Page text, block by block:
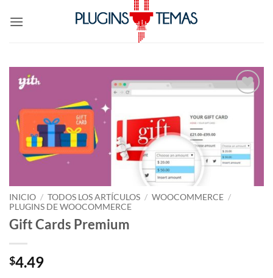
INICIO / TODOS LOS ARTÍCULOS / WOOCOMMERCE /
PLUGINS DE WOOCOMMERCE
Gift Cards Premium
$4.49